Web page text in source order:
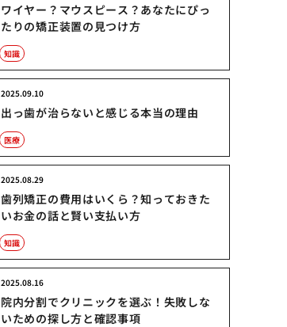
ワイヤー？マウスピース？あなたにぴっ
たりの矯正装置の見つけ方
知識
出っ歯が治らないと感じる本当の理由
2025.09.10
医療
歯列矯正の費用はいくら？知っておきた
いお金の話と賢い支払い方
2025.08.29
知識
院内分割でクリニックを選ぶ！失敗しな
いための探し方と確認事項
2025.08.16